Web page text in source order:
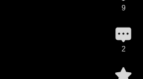
9
2